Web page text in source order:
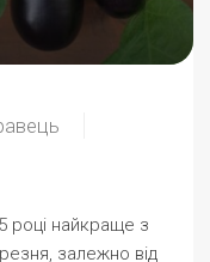
році найкраще з
залежно від